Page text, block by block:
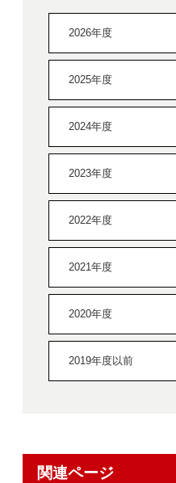
2026年度
2025年度
2024年度
2023年度
2022年度
2021年度
2020年度
2019年度以前
関連ページ